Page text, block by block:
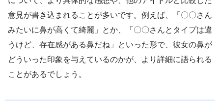
意見が書き込まれることが多いです。例えば、「〇〇さん
みたいに鼻が高くて綺麗」とか、「〇〇さんとタイプは違
うけど、存在感がある鼻だね」といった形で、彼女の鼻が
どういった印象を与えているのかが、より詳細に語られる
ことがあるでしょう。